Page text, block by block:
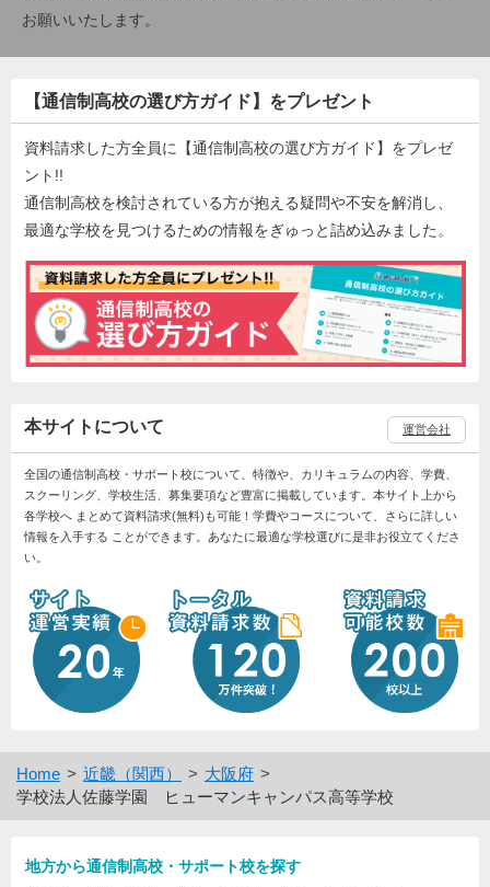
お願いいたします。
【通信制高校の選び方ガイド】をプレゼント
資料請求した方全員に【通信制高校の選び方ガイド】をプレゼ
ント!!
通信制高校を検討されている方が抱える疑問や不安を解消し、
最適な学校を見つけるための情報をぎゅっと詰め込みました。
本サイトについて 運営会社
全国の通信制高校・サポート校について、特徴や、カリキュラムの内容、学費、
スクーリング、学校生活、募集要項など豊富に掲載しています。本サイト上から
各学校へ まとめて資料請求(無料)も可能！学費やコースについて、さらに詳しい
情報を入手する ことができます。あなたに最適な学校選びに是非お役立てくださ
い。
Home 近畿（関西）
大阪府
学校法人佐藤学園 ヒューマンキャンパス高等学校
地方から通信制高校・サポート校を探す